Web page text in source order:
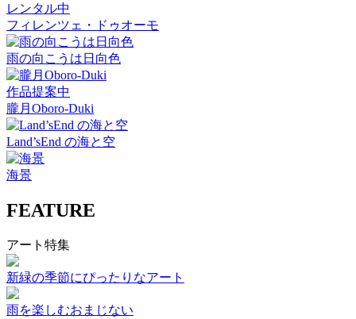
レンタル中
フィレンツェ・ドゥオーモ
雨の向こうは日向色
作品提案中
朧月Oboro-Duki
Land’sEnd の海と空
海景
FEATURE
アート特集
新緑の季節にぴったりなアート
雨を楽しむおまじない